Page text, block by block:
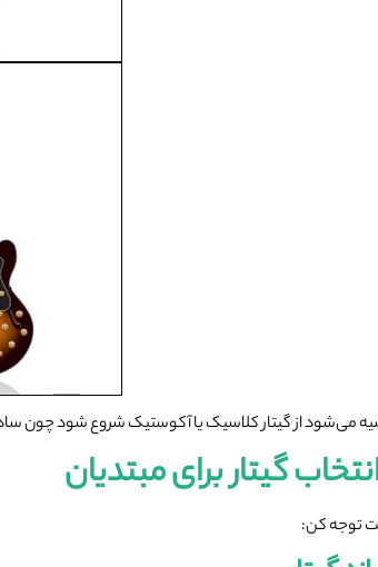
می‌شود از گیتار کلاسیک یا آکوستیک شروع شود چون
گیتار برای مبتدیان
توجه کن: